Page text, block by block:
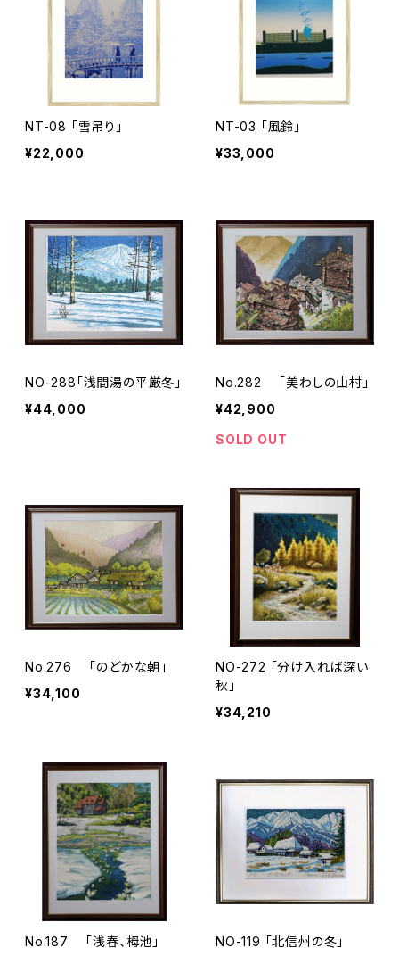
NT-08 「雪吊り」
¥22,000
NT-03 「風鈴」
¥33,000
NO-288「浅間湯の平厳冬」
¥44,000
No.282 「美わしの山村」
¥42,900
SOLD OUT
No.276 「のどかな朝」
¥34,100
NO-272 「分け入れば深い
秋」
¥34,210
No.187 「浅春、栂池」
NO-119 「北信州の冬」